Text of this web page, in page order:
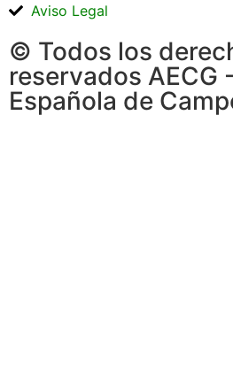
© Todos los
reservados AECG
Española de
Aviso Legal